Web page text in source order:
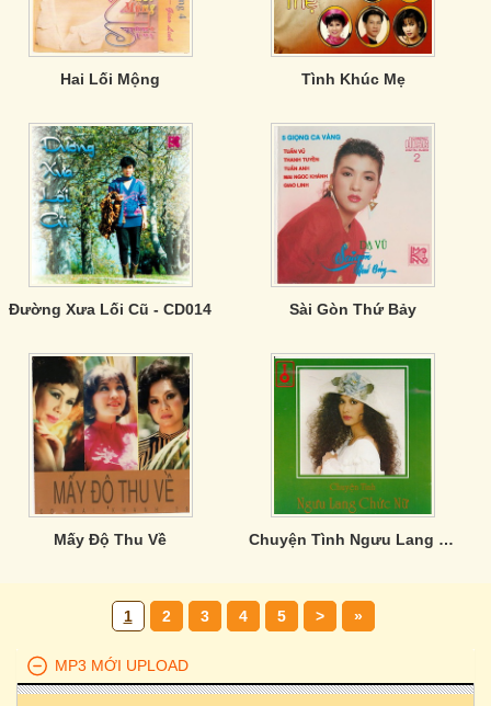
Hai Lối Mộng Tình Khúc Mẹ
Đường Xưa Lối Cũ - CD014 Sài Gòn Thứ Bảy
Mấy Độ Thu Về Chuyện Tình Ngưu Lang Chức Nữ
1 2 3 4 5 > »
MP3 MỚI UPLOAD